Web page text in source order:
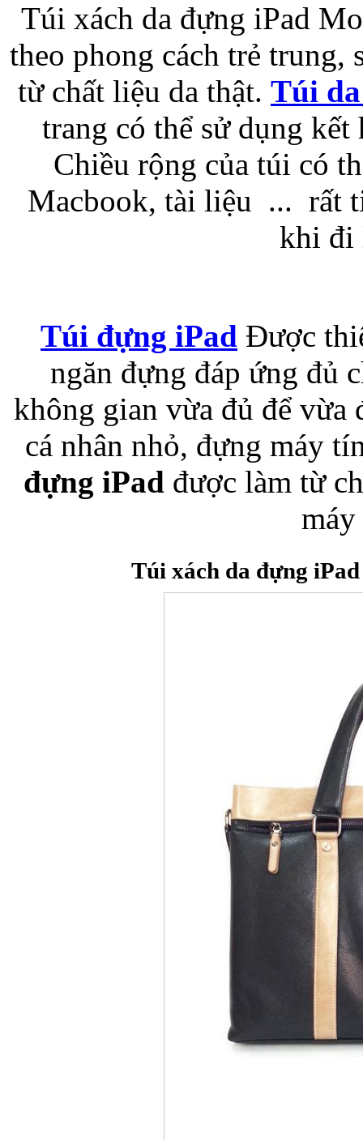
Bao da samsung
Ốp lưng iPhone
Bao da iPhone
Túi đựng iPad
Túi đựng iPad
Túi đựng
Bao da Samsung
Túi xách da đựng iPad
theo phong cách trẻ trung,
từ chất liệu da thật. Túi
trang có thể sử dụng kết
Chiều rộng của túi có
Macbook, tài liệu ... rất
khi đi
Túi đựng iPad Được
ngăn đựng đáp ứng đủ
không gian vừa đủ để
cá nhân nhỏ, đựng máy
đựng iPad được làm từ
Túi xách da đựng